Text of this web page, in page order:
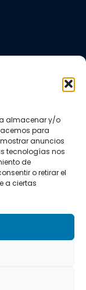
almacenar y/o
para
anuncios
tecnologías nos
de
o retirar el
a ciertas